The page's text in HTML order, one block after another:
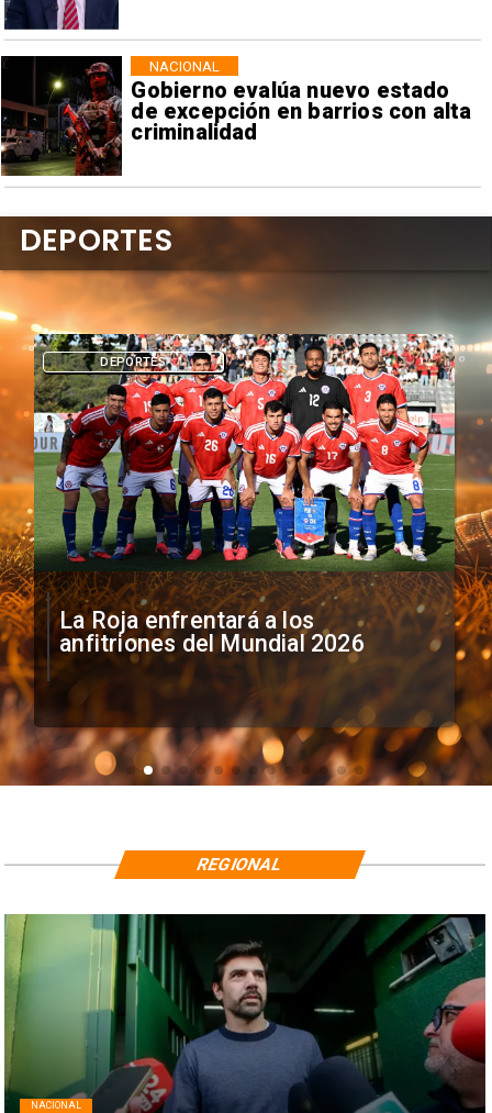
Gobierno evalúa nuevo estado
de excepción en barrios con alta
criminalidad
NACIONAL
La Roja enfrentará a los
anfitriones del Mundial 2026
DEPORTES
DEPORTES
NACIONAL
REGIONAL